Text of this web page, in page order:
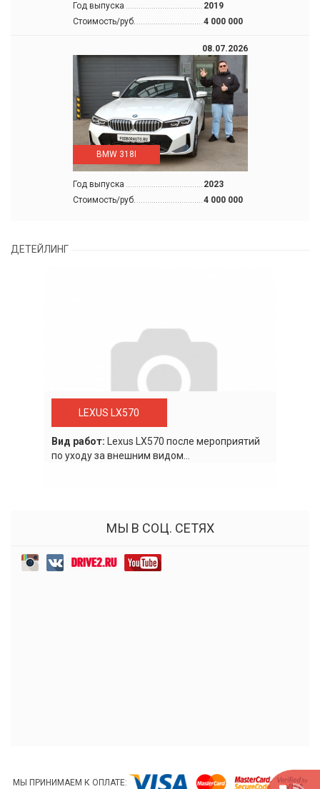
Год выпуска
2019
Стоимость/руб.
4 000 000
08.07.2026
BMW 318I
Год выпуска
2023
Стоимость/руб.
4 000 000
ДЕТЕЙЛИНГ
LEXUS LX570
Вид работ: Lexus LХ570 после мероприятий
по уходу за внешним видом...
МЫ В СОЦ. СЕТЯХ
МЫ ПРИНИМАЕМ К ОПЛАТЕ: